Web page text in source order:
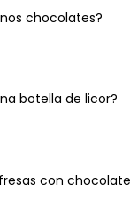
chocolates?
botella de licor?
con